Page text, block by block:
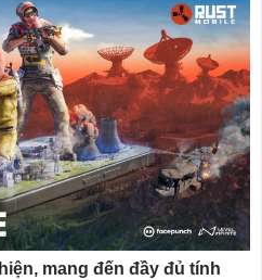
mang đến đầy đủ tính